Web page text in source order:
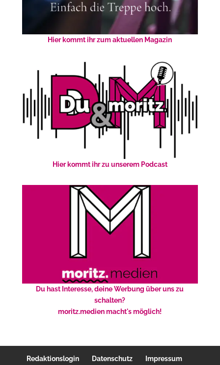
Hier kommt ihr zum aktuellen Magazin
Hier kommt ihr zu unserem Podcast
Du hast Interesse, deine Werbung über uns zu
schalten?
moritz.medien macht's möglich!
Redaktionslogin Datenschutz Impressum